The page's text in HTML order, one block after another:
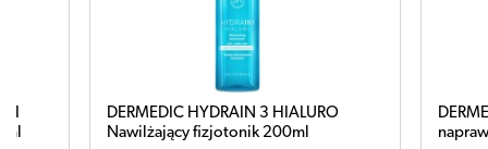
200ml
DERMEDIC CICATOPY Ultrakojący krem
naprawczy 40ml